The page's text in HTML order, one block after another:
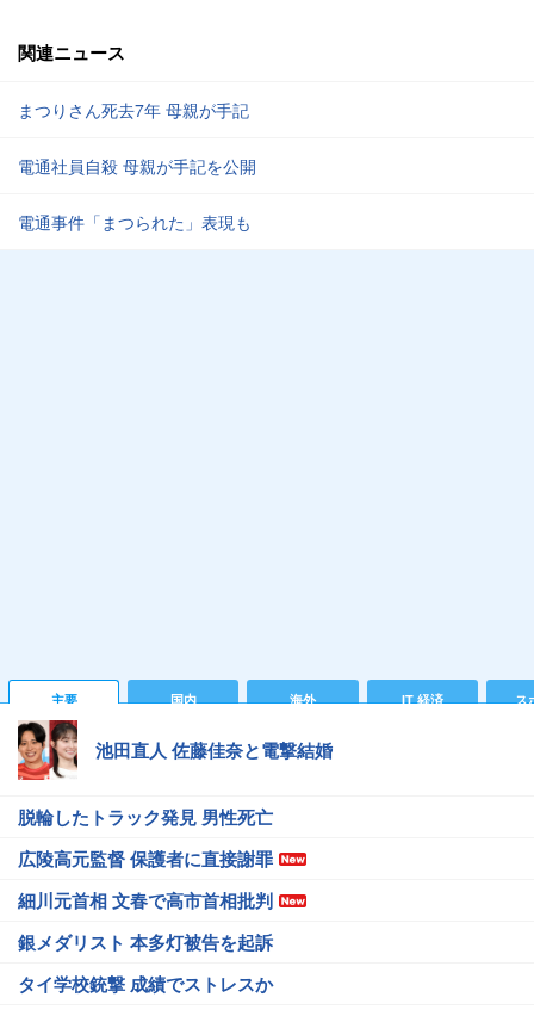
関連ニュース
まつりさん死去7年 母親が手記
電通社員自殺 母親が手記を公開
電通事件「まつられた」表現も
主要 国内 海外 IT 経済 ス
池田直人 佐藤佳奈と電撃結婚
脱輪したトラック発見 男性死亡
広陵高元監督 保護者に直接謝罪
細川元首相 文春で高市首相批判
銀メダリスト 本多灯被告を起訴
タイ学校銃撃 成績でストレスか